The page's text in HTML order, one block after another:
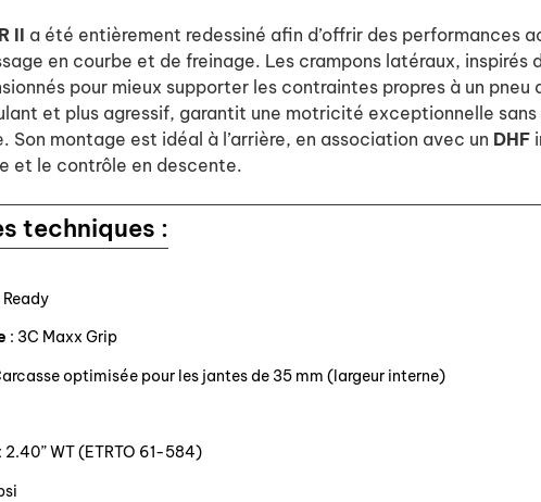
II a été entièrement redessiné afin d’offrir des performances
en courbe et de freinage. Les crampons latéraux, inspirés
pour mieux supporter les contraintes propres à un pneu
et plus agressif, garantit une motricité exceptionnelle
Son montage est idéal à l’arrière, en association avec un DHF
et le contrôle en descente.
techniques :
Ready
: 3C Maxx Grip
optimisée pour les jantes de 35 mm (largeur interne)
2.40” WT (ETRTO 61-584)